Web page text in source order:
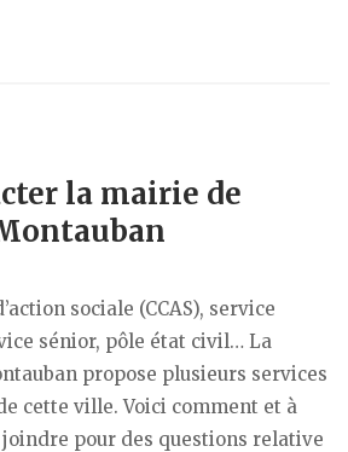
la mairie de
sociale (CCAS), service
sénior, pôle état civil… La
propose plusieurs services
cette ville. Voici comment et à
pour des questions relative